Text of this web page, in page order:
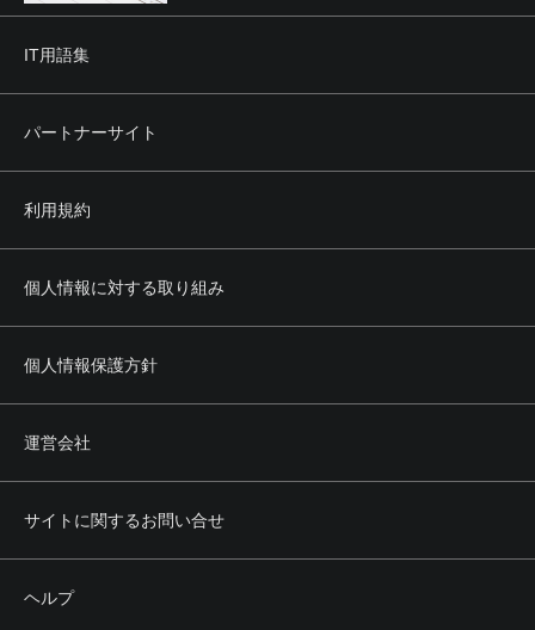
IT用語集
パートナーサイト
利用規約
個人情報に対する取り組み
個人情報保護方針
運営会社
サイトに関するお問い合せ
ヘルプ